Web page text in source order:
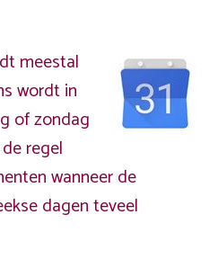
meestal
wordt in
of zondag
regel
wanneer de
dagen teveel